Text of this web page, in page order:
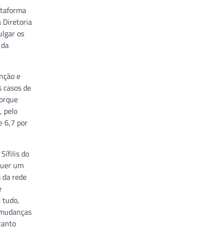
Diretoria
os
e
de
pelo
6,7 por
do
um
rede
tudo,